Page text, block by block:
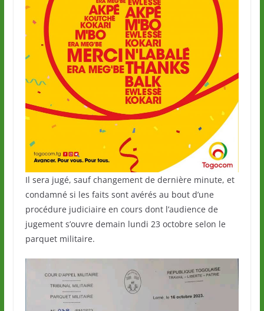
Il sera jugé, sauf changement de dernière minute, et
condamné si les faits sont avérés au bout d’une
procédure judiciaire en cours dont l’audience de
jugement s’ouvre demain lundi 23 octobre selon le
parquet militaire.